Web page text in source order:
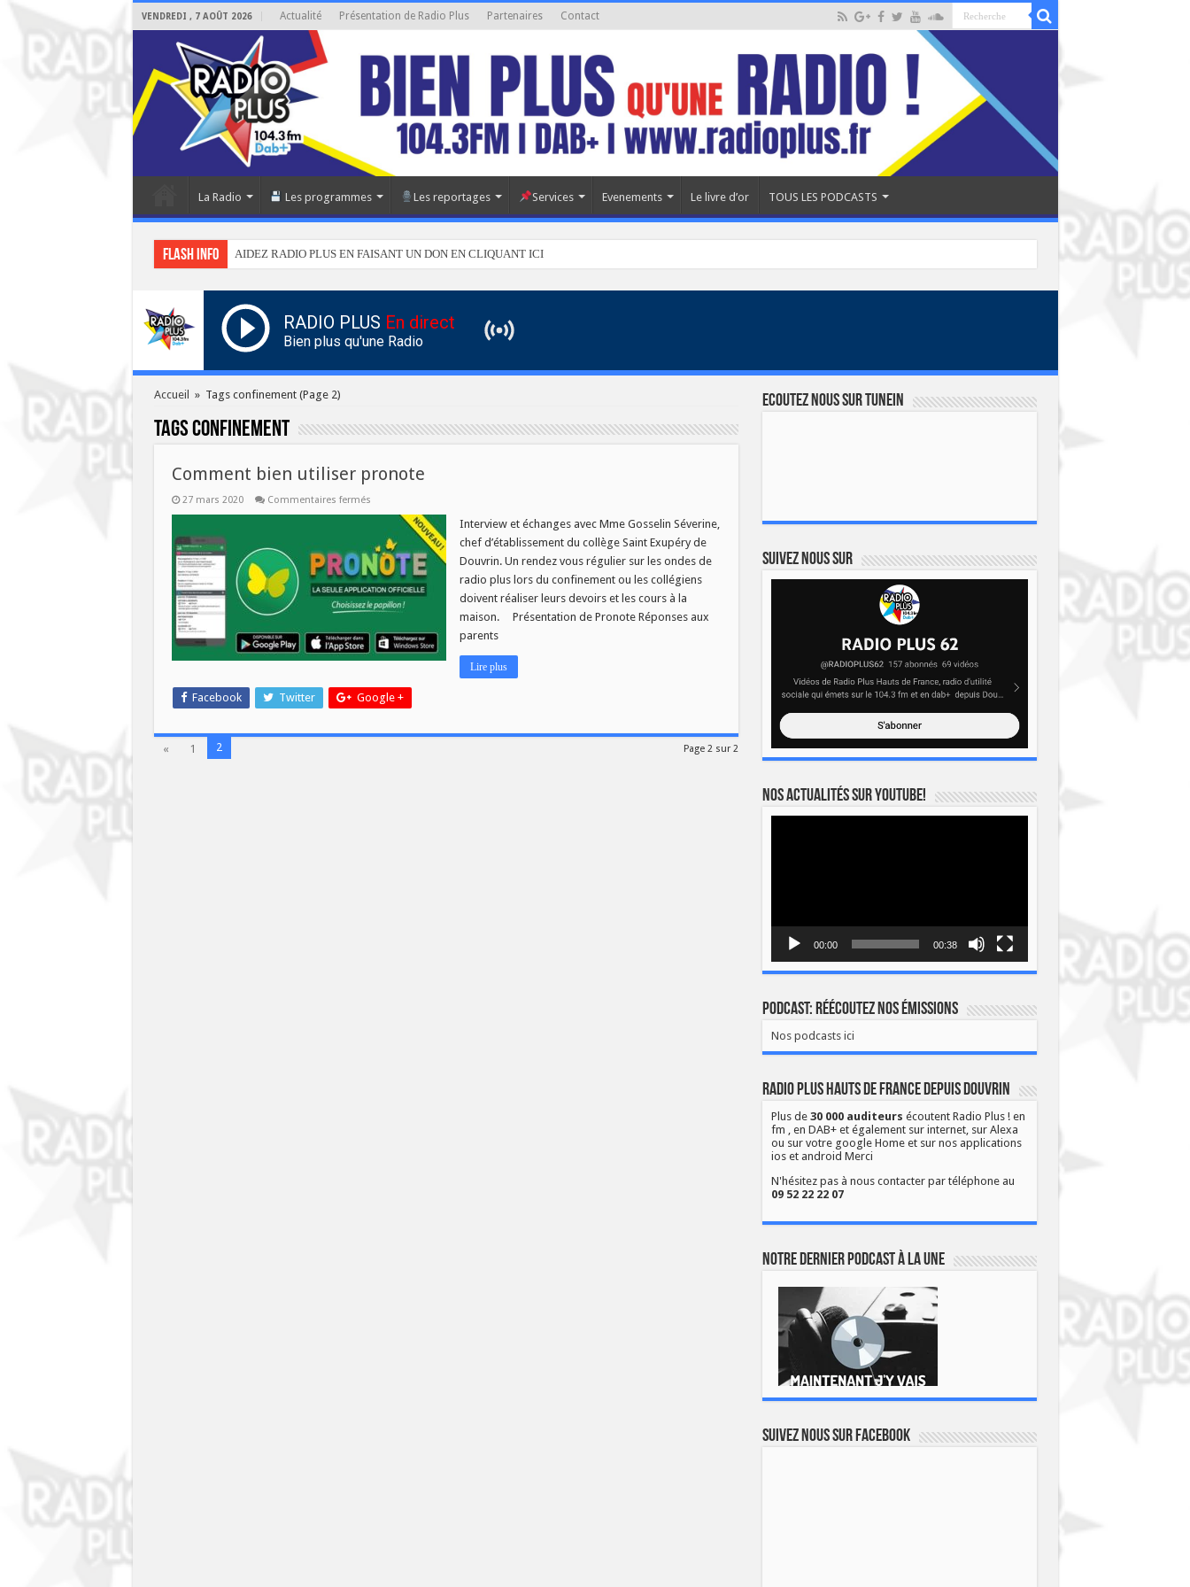
VENDREDI , 7 AOÛT 2026 Actualité Présentation de Radio Plus Partenaires Contact
La Radio Les programmes Les reportages Services Evenements Le livre d’or TOUS LES PODCASTS
Flash info AIDEZ RADIO PLUS EN FAISANT UN DON EN CLIQUANT ICI
RADIO PLUS En direct
Bien plus qu'une Radio
Accueil » Tags confinement(Page 2)
Tagsconfinement
Comment bien utiliser pronote
27 mars 2020 Commentaires ferméssur
pronote
Interview et échanges avec Mme Gosselin Séverine,
chef d’établissement du collège Saint Exupéry de
Douvrin. Un rendez vous régulier sur les ondes de
radio plus lors du confinement ou les collégiens
doivent réaliser leurs devoirs et les cours à la
maison. Présentation de Pronote Réponses aux
parents
Lire plus
Facebook Twitter Google +
Page 2 sur 2
« 1 2
Ecoutez nous sur TuneIn
Suivez nous sur
Nos actualités sur YOUTUBE!
00:00 00:38
Podcast: Réécoutez nos émissions
Nos podcasts ici
Radio Plus Hauts de France depuis Douvrin
Plus de 30 000 auditeurs écoutent Radio Plus ! en
fm , en DAB+ et également sur internet, sur Alexa
ou sur votre google Home et sur nos applications
ios et android Merci
N'hésitez pas à nous contacter par téléphone au
09 52 22 22 07
Notre dernier podcast à la une
Suivez nous sur Facebook